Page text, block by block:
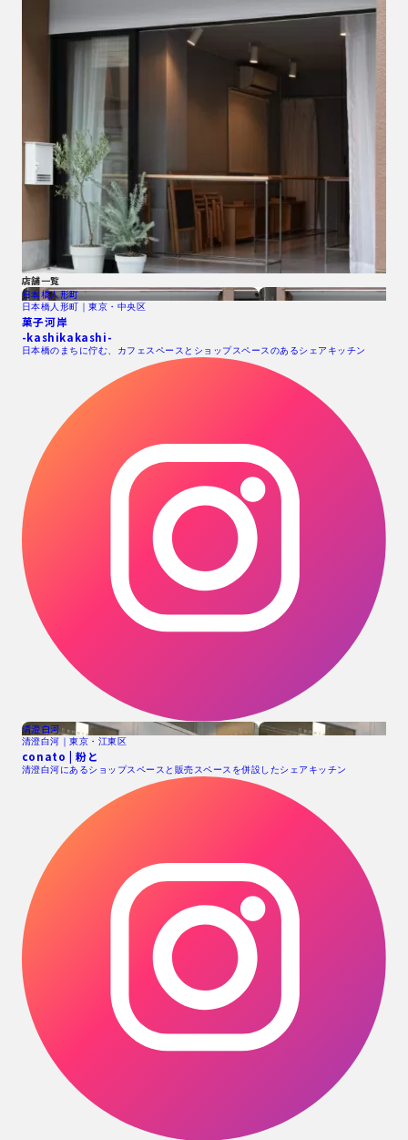
店舗一覧
日本橋人形町
日本橋人形町｜東京・中央区
菓子河岸
-kashikakashi-
日本橋のまちに佇む、カフェスペースとショップスペースのあるシェアキッチン
清澄白河
清澄白河｜東京・江東区
conato | 粉と
清澄白河にあるショップスペースと販売スペースを併設したシェアキッチン